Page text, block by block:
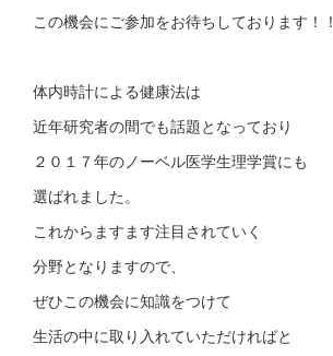
この機会にご参加をお待ちしております！！
体内時計による健康法は
近年研究者の間でも話題となっており
２０１７年のノーベル医学生理学賞にも
選ばれました。
これからますます注目されていく
分野となりますので、
ぜひこの機会に知識をつけて
生活の中に取り入れていただければと